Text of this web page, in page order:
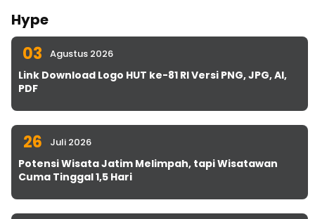
Hype
03 Agustus 2026
Link Download Logo HUT ke-81 RI Versi PNG, JPG, AI,
PDF
26 Juli 2026
Potensi Wisata Jatim Melimpah, tapi Wisatawan
Cuma Tinggal 1,5 Hari